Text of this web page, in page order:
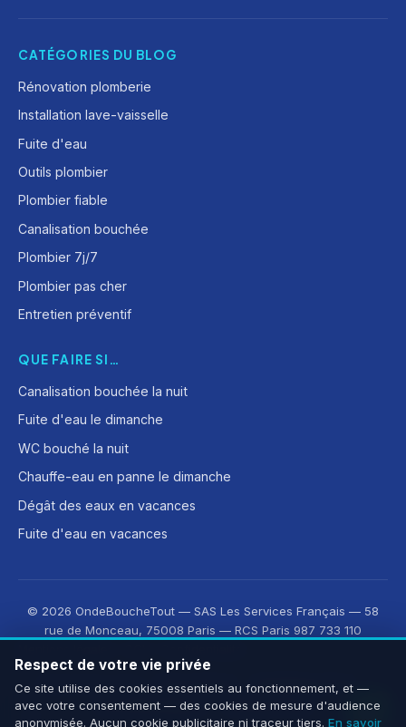
CATÉGORIES DU BLOG
Rénovation plomberie
Installation lave-vaisselle
Fuite d'eau
Outils plombier
Plombier fiable
Canalisation bouchée
Plombier 7j/7
Plombier pas cher
Entretien préventif
QUE FAIRE SI…
Canalisation bouchée la nuit
Fuite d'eau le dimanche
WC bouché la nuit
Chauffe-eau en panne le dimanche
Dégât des eaux en vacances
Fuite d'eau en vacances
© 2026 OndeBoucheTout — SAS Les Services Français — 58
rue de Monceau, 75008 Paris — RCS Paris 987 733 110
Découvrez aussi : OnLeveTout · OnDeRatiseTout
CleanMonAppart · OnOuvreTout
Respect de votre vie privée
Ce site utilise des cookies essentiels au fonctionnement, et —
avec votre consentement — des cookies de mesure d'audience
anonymisée. Aucun cookie publicitaire ni traceur tiers. En savoir